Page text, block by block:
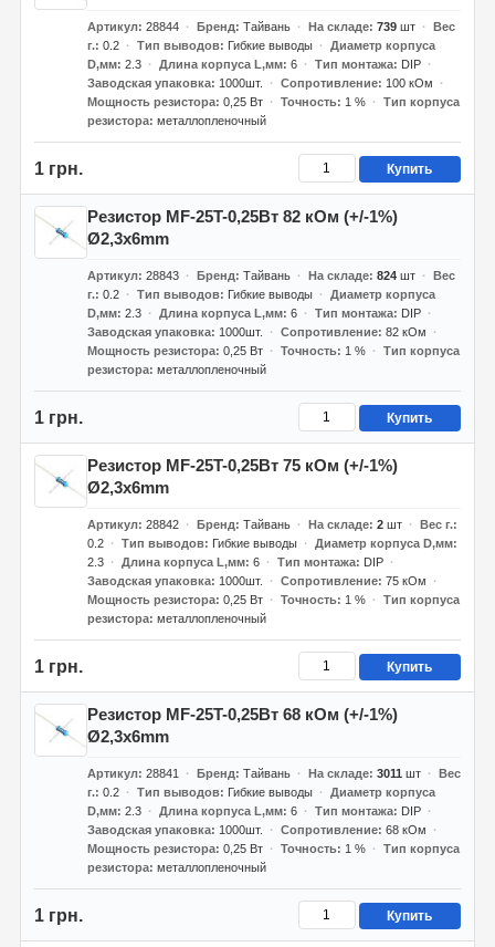
Артикул 28844 Бренд Тайвань На складе 739шт
Вес
г. 0.2 Тип выводов Гибкие выводы
Диаметр корпуса
D,мм 2.3 Длина корпуса L,мм 6 Тип монтажа
DIP
Заводская упаковка
1000шт. Сопротивление
100 кОм
Мощность резистора 0,25 Вт Точность 1 %
Тип корпуса
резистора металлопленочный
1 грн. Купить
Резистор MF-25T-0,25Вт 82 кОм (+/-1%)
Ø2,3x6mm
Артикул 28843 Бренд Тайвань На складе 824шт
Вес
г. 0.2 Тип выводов Гибкие выводы
Диаметр корпуса
D,мм 2.3 Длина корпуса L,мм 6 Тип монтажа
DIP
Заводская упаковка
1000шт. Сопротивление 82 кОм
Мощность резистора 0,25 Вт Точность 1 %
Тип корпуса
резистора металлопленочный
1 грн. Купить
Резистор MF-25T-0,25Вт 75 кОм (+/-1%)
Ø2,3x6mm
Артикул 28842 Бренд Тайвань На складе 2шт
Вес г.
0.2
Тип выводов Гибкие выводы
Диаметр корпуса D,мм
2.3
Длина корпуса L,мм 6 Тип монтажа
DIP
Заводская упаковка
1000шт. Сопротивление 75 кОм
Мощность резистора 0,25 Вт Точность 1 %
Тип корпуса
резистора металлопленочный
1 грн. Купить
Резистор MF-25T-0,25Вт 68 кОм (+/-1%)
Ø2,3x6mm
Артикул 28841 Бренд Тайвань На складе 3011 шт
Вес
г. 0.2 Тип выводов Гибкие выводы
Диаметр корпуса
D,мм 2.3 Длина корпуса L,мм 6 Тип монтажа
DIP
Заводская упаковка
1000шт. Сопротивление 68 кОм
Мощность резистора 0,25 Вт Точность 1 %
Тип корпуса
резистора металлопленочный
1 грн. Купить